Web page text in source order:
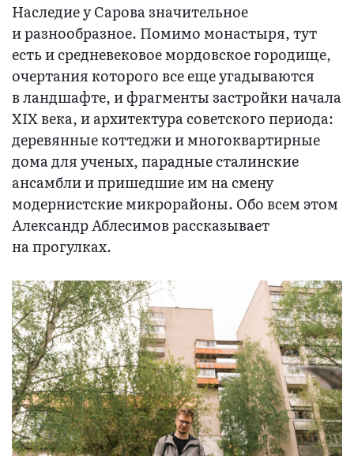
Наследие у Сарова значительное
и разнообразное. Помимо монастыря, тут
есть и средневековое мордовское городище,
очертания которого все еще угадываются
в ландшафте, и фрагменты застройки начала
XIX века, и архитектура советского периода:
деревянные коттеджи и многоквартирные
дома для ученых, парадные сталинские
ансамбли и пришедшие им на смену
модернистские микрорайоны. Обо всем этом
Александр Аблесимов рассказывает
на прогулках.